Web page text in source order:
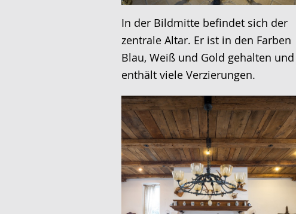
In der Bildmitte befindet sich der
zentrale Altar. Er ist in den Farben
Blau, Weiß und Gold gehalten und
enthält viele Verzierungen.